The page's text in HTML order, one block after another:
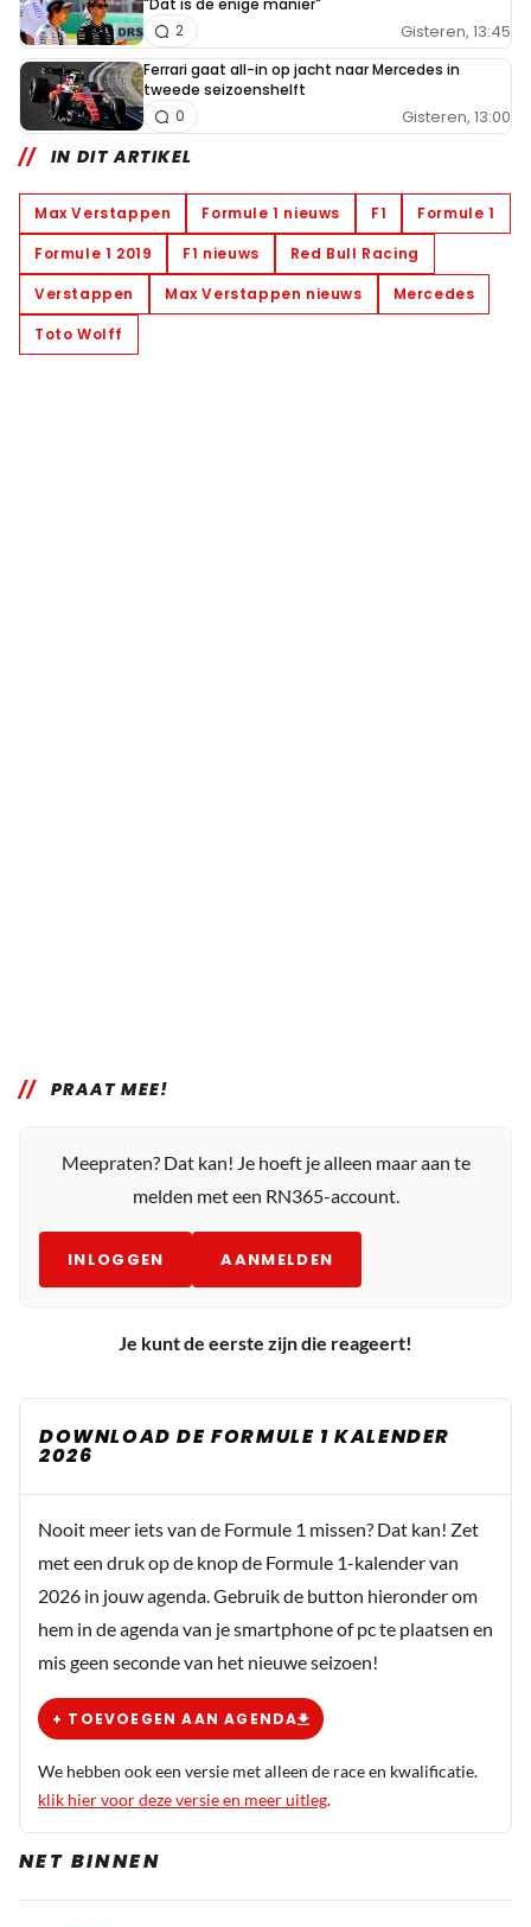
"Dat is de enige manier"
Gisteren, 13:45
2
Ferrari gaat all-in op jacht naar Mercedes in
tweede seizoenshelft
Gisteren, 13:00
0
IN DIT ARTIKEL
Max Verstappen Formule 1 nieuws F1
Formule 1
Formule 1 2019
F1 nieuws
Red Bull Racing
Verstappen
Max Verstappen nieuws
Mercedes
Toto Wolff
PRAAT MEE!
Meepraten? Dat kan! Je hoeft je alleen maar aan te
melden met een RN365-account.
INLOGGEN AANMELDEN
Je kunt de eerste zijn die reageert!
DOWNLOAD DE FORMULE 1 KALENDER
2026
Nooit meer iets van de Formule 1 missen? Dat kan! Zet
met een druk op de knop de Formule 1-kalender van
2026 in jouw agenda. Gebruik de button hieronder om
hem in de agenda van je smartphone of pc te plaatsen en
mis geen seconde van het nieuwe seizoen!
+ TOEVOEGEN AAN AGENDA
We hebben ook een versie met alleen de race en kwalificatie.
klik hier voor deze versie en meer uitleg.
NET BINNEN